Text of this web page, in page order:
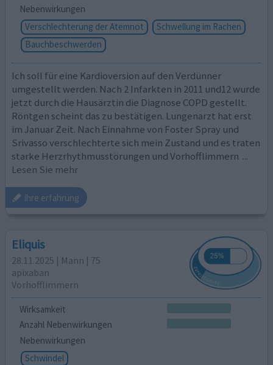
Nebenwirkungen
Verschlechterung der Atemnot
Schwellung im Rachen
Bauchbeschwerden
Ich soll für eine Kardioversion auf den Verdünner
umgestellt werden. Nach 2 Infarkten in 2011 und12 wurde
jetzt durch die Hausärztin die Diagnose COPD gestellt.
Röntgen scheint das zu bestätigen. Lungenarzt hat erst
im Januar Zeit. Nach Einnahme von Foster Spray und
Srivasso verschlechterte sich mein Zustand und es traten
starke Herzrhythmusstörungen und Vorhofflimmern ...
Lesen Sie mehr
ihre erfahrung
Eliquis
28.11.2025 | Mann | 75
apixaban
Vorhofflimmern
Wirksamkeit
Anzahl Nebenwirkungen
Nebenwirkungen
Schwindel